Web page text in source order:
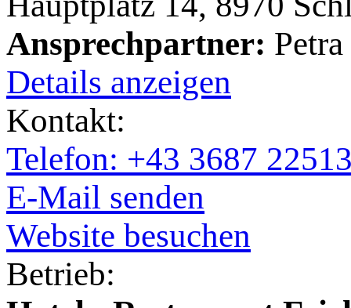
Ansprechpartner:
Details anzeigen
Kontakt:
Telefon: +43 3687
E-Mail senden
Website besuchen
Betrieb: